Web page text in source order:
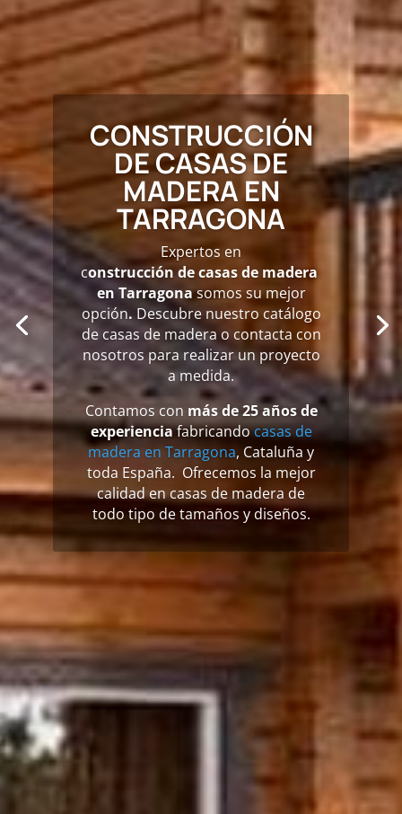
CONSTRUCCIÓN
DE CASAS DE
MADERA EN
TARRAGONA
Expertos en
construcción de casas de madera
en Tarragonasomos su mejor
opción. Descubre nuestro catálogo
de casas de madera o contacta con
nosotros para realizar un proyecto
a medida.
Contamos con más de 25 años de
experienciafabricandocasas de
madera en Tarragona, Cataluña y
toda España. Ofrecemos la mejor
calidad en casas de madera de
todo tipo de tamaños y diseños.